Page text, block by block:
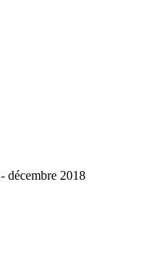
- décembre 2018